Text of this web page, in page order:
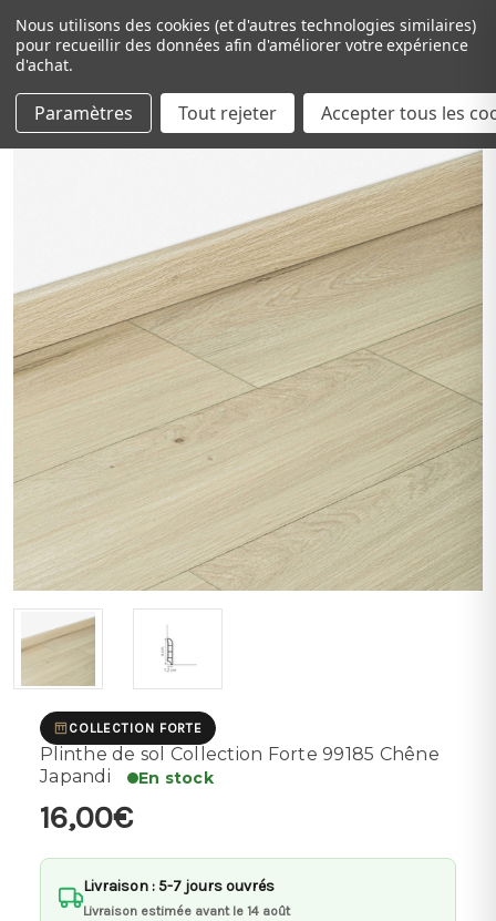
Passer au contenu principal
COLLECTION FORTE
Plinthe de sol Collection Forte 99185 Chêne
Japandi
En stock
16,00€
Livraison : 5-7 jours ouvrés
Livraison estimée avant le 14 août
Nous utilisons des cookies (et d'autres technologies similaires)
pour recueillir des données afin d'améliorer votre expérience
d'achat.
Paramètres Tout rejeter Accepter tous les